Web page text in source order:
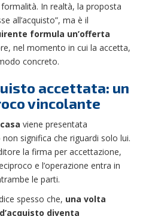
In realtà, la proposta
all’acquisto”, ma è il
formula un’offerta
nel momento in cui la accetta,
concreto.
accettata: un
vincolante
viene presentata
significa che riguardi solo lui.
la firma per accettazione,
e l’operazione entra in
le parti.
spesso che, una volta
diventa